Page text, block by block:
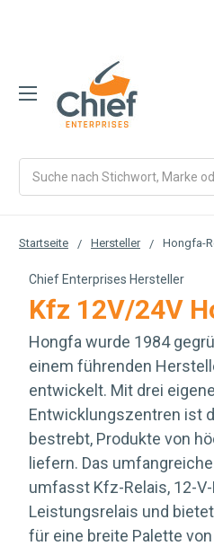
Startseite Hersteller Hongfa-
Chief Enterprises Hersteller
Kfz 12V/24V
Hongfa wurde 1984
einem führenden
entwickelt. Mit drei
Entwicklungszentren ist
bestrebt, Produkte von
liefern. Das
umfasst Kfz-Relais, 12-
Leistungsrelais und
für eine breite Palette